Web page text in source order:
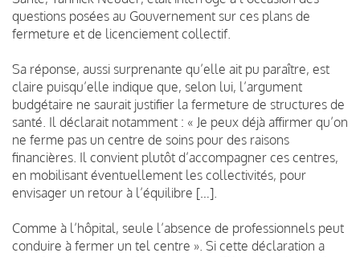
questions posées au Gouvernement sur ces plans de
fermeture et de licenciement collectif.
Sa réponse, aussi surprenante qu’elle ait pu paraître, est
claire puisqu’elle indique que, selon lui, l’argument
budgétaire ne saurait justifier la fermeture de structures de
santé. Il déclarait notamment : « Je peux déjà affirmer qu’on
ne ferme pas un centre de soins pour des raisons
financières. Il convient plutôt d’accompagner ces centres,
en mobilisant éventuellement les collectivités, pour
envisager un retour à l’équilibre […].
Comme à l’hôpital, seule l’absence de professionnels peut
conduire à fermer un tel centre ». Si cette déclaration a